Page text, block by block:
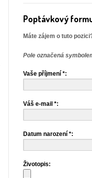
Poptávkový
Máte zájem o tuto
Pole označená
Vaše příjmení *:
Váš e-mail *:
Datum narození *:
Životopis: